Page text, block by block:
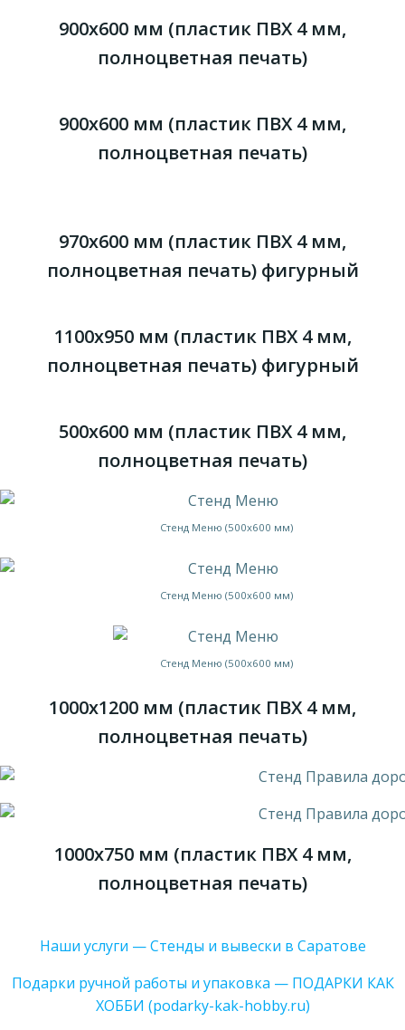
900х600 мм (пластик ПВХ 4 мм,
полноцветная печать)
900х600 мм (пластик ПВХ 4 мм,
полноцветная печать)
970х600 мм (пластик ПВХ 4 мм,
полноцветная печать) фигурный
1100х950 мм (пластик ПВХ 4 мм,
полноцветная печать) фигурный
500х600 мм (пластик ПВХ 4 мм,
полноцветная печать)
Стенд Меню (500х600 мм)
Стенд Меню (500х600 мм)
Стенд Меню (500х600 мм)
1000х1200 мм (пластик ПВХ 4 мм,
полноцветная печать)
1000х750 мм (пластик ПВХ 4 мм,
полноцветная печать)
Наши услуги — Стенды и вывески в Саратове
Подарки ручной работы и упаковка — ПОДАРКИ КАК
ХОББИ (podarky-kak-hobby.ru)